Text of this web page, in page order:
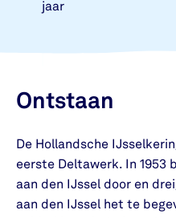
jaar
Ontstaan
De Hollandsche
eerste Deltawerk. In 1953
aan den IJssel door en
aan den IJssel het te